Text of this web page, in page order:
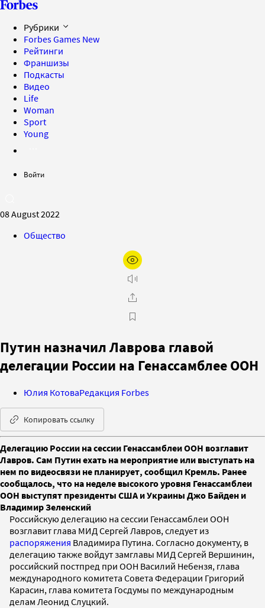
Рубрики
Forbes Games New
Рейтинги
Франшизы
Подкасты
Видео
Life
Woman
Sport
Young
Войти
08 August 2022
Общество
Путин назначил Лаврова главой
делегации России на Генассамблее ООН
Юлия КотоваРедакция Forbes
Копировать ссылку
Делегацию России на сессии Генассамблеи ООН возглавит
Лавров. Сам Путин ехать на мероприятие или выступать на
нем по видеосвязи не планирует, сообщил Кремль. Ранее
сообщалось, что на неделе высокого уровня Генассамблеи
ООН выступят президенты США и Украины Джо Байден и
Владимир Зеленский
Российскую делегацию на сессии Генассамблеи ООН
возглавит глава МИД Сергей Лавров, следует из
распоряжения Владимира Путина. Согласно документу, в
делегацию также войдут замглавы МИД Сергей Вершинин,
российский постпред при ООН Василий Небензя, глава
международного комитета Совета Федерации Григорий
Карасин, глава комитета Госдумы по международным
делам Леонид Слуцкий.